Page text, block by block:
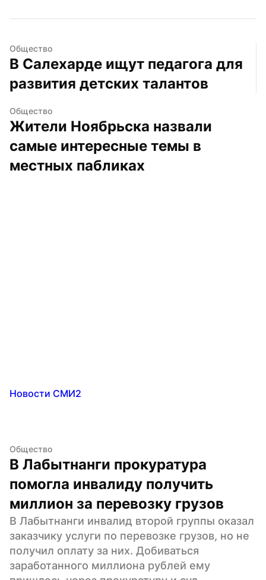
Общество
В Салехарде ищут педагога для
развития детских талантов
Общество
Жители Ноябрьска назвали
самые интересные темы в
местных пабликах
Новости СМИ2
Общество
В Лабытнанги прокуратура
помогла инвалиду получить
миллион за перевозку грузов
В Лабытнанги инвалид второй группы оказал
заказчику услуги по перевозке грузов, но не
получил оплату за них. Добиваться
заработанного миллиона рублей ему